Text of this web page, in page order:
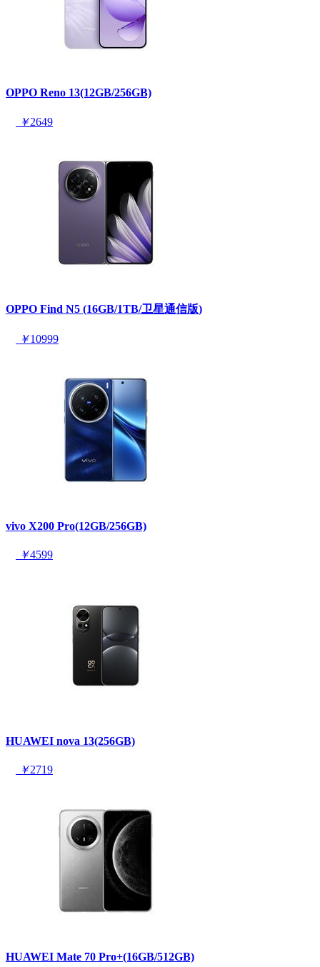
OPPO Reno 13(12GB/256GB)
￥2649
OPPO Find N5 (16GB/1TB/卫星通信版)
￥10999
vivo X200 Pro(12GB/256GB)
￥4599
HUAWEI nova 13(256GB)
￥2719
HUAWEI Mate 70 Pro+(16GB/512GB)